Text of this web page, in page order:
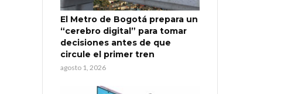
El Metro de Bogotá prepara un
“cerebro digital” para tomar
decisiones antes de que
circule el primer tren
agosto 1, 2026